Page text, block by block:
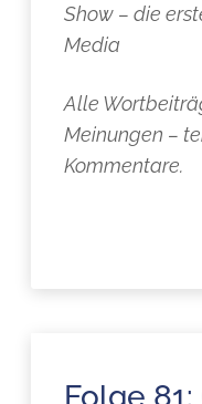
Show – die
Media
Alle
Meinungen –
Kommentare.